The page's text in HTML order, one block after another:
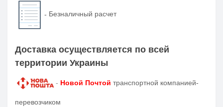
- Безналичный расчет
Доставка осуществляется по всей
территории Украины
- Новой Почтой транспортной компанией-
перевозчиком